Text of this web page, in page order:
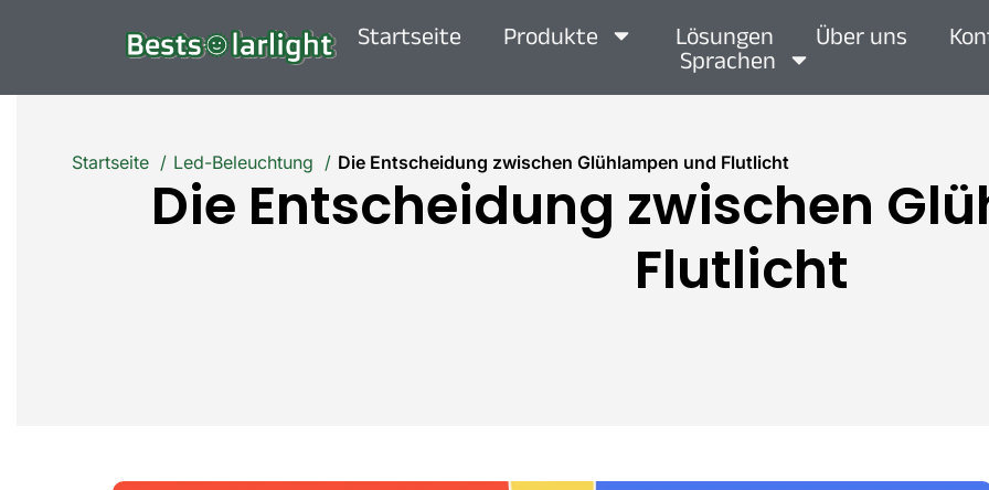
Startseite Produkte Lösungen Über uns
Sprachen
Startseite Led-Beleuchtung Die Entscheidung zwischen Glühlampen und Flutlicht
Die Entscheidung zwischen
Flutlicht